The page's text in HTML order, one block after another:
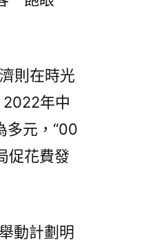
則在時光
2022年中
多元，“00
促花費發
動計劃明